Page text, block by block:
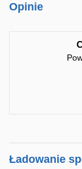
Opinie
Ładowanie